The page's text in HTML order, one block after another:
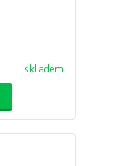
skladem